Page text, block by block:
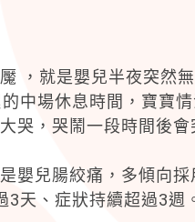
，就是嬰兒半夜突然
中場休息時間，寶寶
哭，哭鬧一段時間後會
嬰兒腸絞痛，多傾向
天、症狀持續超過3週